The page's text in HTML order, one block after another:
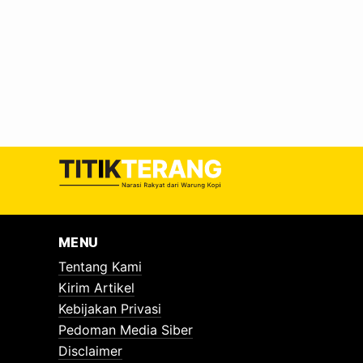
MENU
Tentang Kami
Kirim Artikel
Kebijakan Privasi
Pedoman Media Siber
Disclaimer